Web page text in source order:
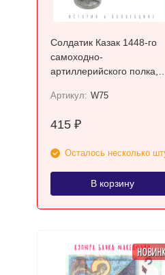
Солдатик Казак 1448-го
самоходно-
артиллерийского полка,
Артикул: W75
415 ₽
Осталось несколько
В корзину